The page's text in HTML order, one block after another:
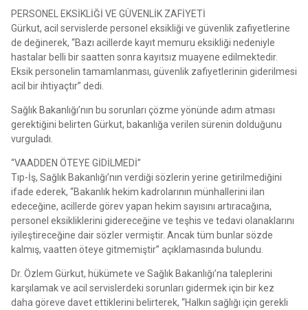
PERSONEL EKSİKLİĞİ VE GÜVENLİK ZAFİYETİ
Gürkut, acil servislerde personel eksikliği ve güvenlik zafiyetlerine
de değinerek, “Bazı acillerde kayıt memuru eksikliği nedeniyle
hastalar belli bir saatten sonra kayıtsız muayene edilmektedir.
Eksik personelin tamamlanması, güvenlik zafiyetlerinin giderilmesi
acil bir ihtiyaçtır” dedi.
Sağlık Bakanlığı’nın bu sorunları çözme yönünde adım atması
gerektiğini belirten Gürkut, bakanlığa verilen sürenin dolduğunu
vurguladı.
“VAADDEN ÖTEYE GİDİLMEDİ”
Tıp-İş, Sağlık Bakanlığı’nın verdiği sözlerin yerine getirilmediğini
ifade ederek, “Bakanlık hekim kadrolarının münhallerini ilan
edeceğine, acillerde görev yapan hekim sayısını artıracağına,
personel eksikliklerini gidereceğine ve teşhis ve tedavi olanaklarını
iyileştireceğine dair sözler vermiştir. Ancak tüm bunlar sözde
kalmış, vaatten öteye gitmemiştir” açıklamasında bulundu.
Dr. Özlem Gürkut, hükümete ve Sağlık Bakanlığı’na taleplerini
karşılamak ve acil servislerdeki sorunları gidermek için bir kez
daha göreve davet ettiklerini belirterek, “Halkın sağlığı için gerekli